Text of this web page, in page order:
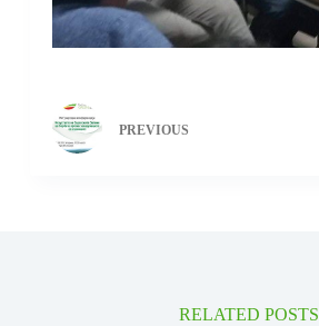
PREVIOUS
RELATED POSTS